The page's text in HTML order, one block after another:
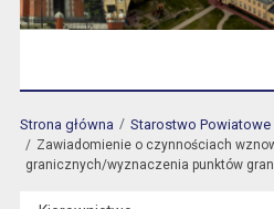
Strona główna Starostwo Powiatowe
Zawiadomienie o czynnościach
granicznych/wyznaczenia punktów